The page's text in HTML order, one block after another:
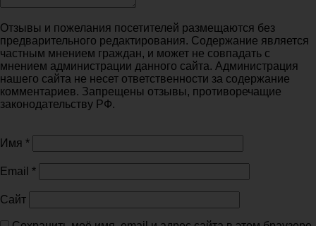
Отзывы и пожелания посетителей размещаются без
предварительного редактирования. Содержание является
частным мнением граждан, и может не совпадать с
мнением администрации данного сайта. Администрация
нашего сайта не несет ответственности за содержание
комментариев. Запрещены отзывы, противоречащие
законодательству РФ.
Имя *
Email *
Сайт